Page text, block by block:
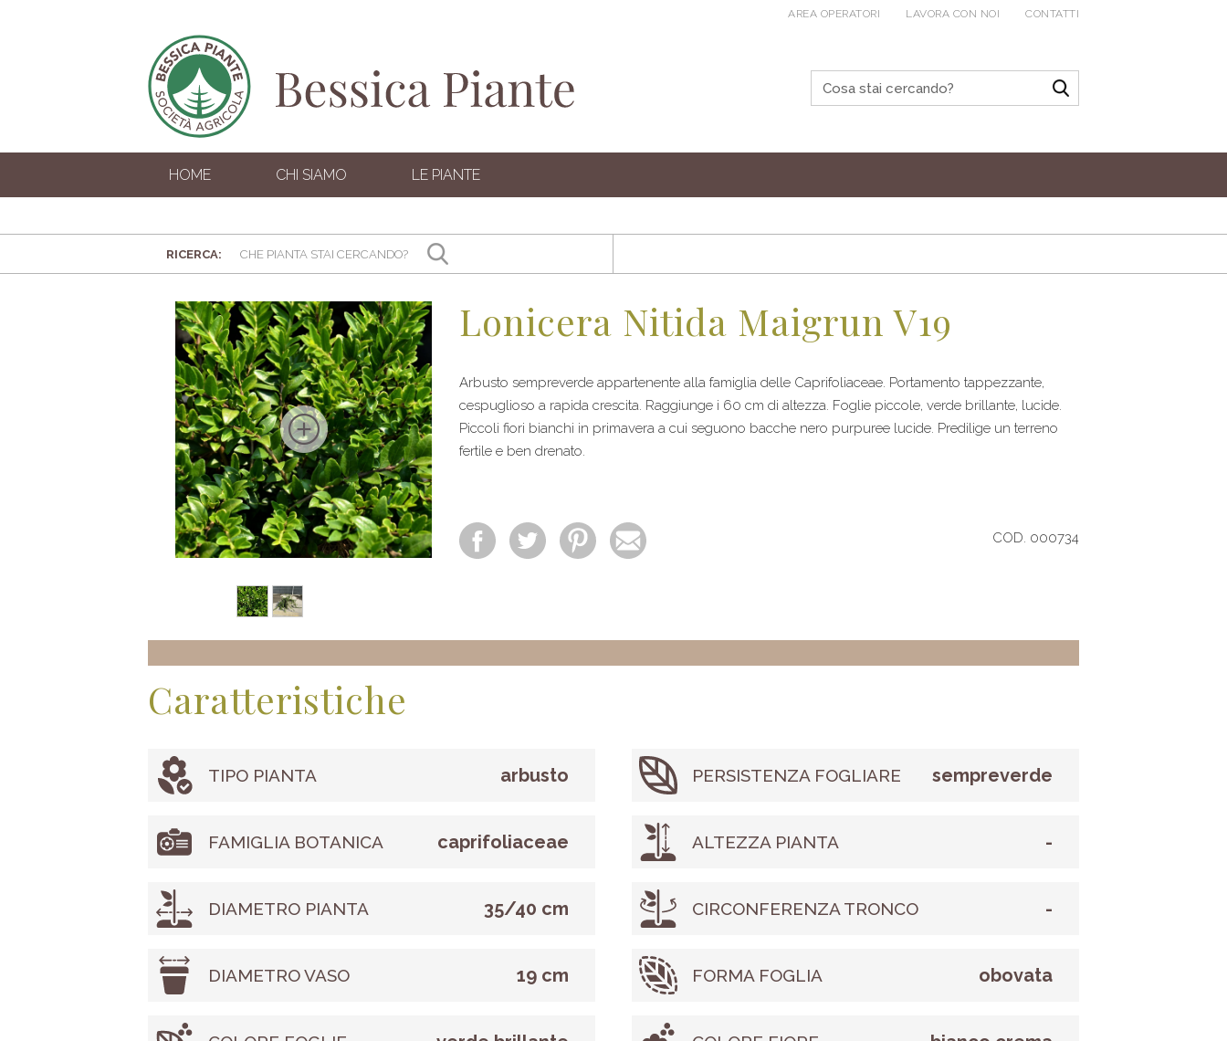
AREA OPERATORI LAVORA CON NOI CONTATTI
HOME CHI SIAMO LE PIANTE
RICERCA:
Lonicera Nitida Maigrun V19
Arbusto sempreverde appartenente alla famiglia delle Caprifoliaceae. Portamento tappezzante,
cespuglioso a rapida crescita. Raggiunge i 60 cm di altezza. Foglie piccole, verde brillante, lucide.
Piccoli fiori bianchi in primavera a cui seguono bacche nero purpuree lucide. Predilige un terreno
fertile e ben drenato.
COD. 000734
Caratteristiche
TIPO PIANTA arbusto PERSISTENZA FOGLIARE sempreverde
FAMIGLIA BOTANICA caprifoliaceae ALTEZZA PIANTA -
DIAMETRO PIANTA 35/40 cm CIRCONFERENZA TRONCO -
DIAMETRO VASO 19 cm FORMA FOGLIA obovata